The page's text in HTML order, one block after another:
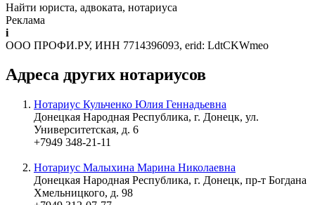
Найти юриста, адвоката, нотариуса
Реклама
i
ООО ПРОФИ.РУ, ИНН 7714396093, erid: LdtCKWmeo
Адреса других нотариусов
Нотариус Кульченко Юлия Геннадьевна
Донецкая Народная Республика, г. Донецк, ул.
Университетская, д. 6
+7949 348-21-11
Нотариус Малыхина Марина Николаевна
Донецкая Народная Республика, г. Донецк, пр-т Богдана
Хмельницкого, д. 98